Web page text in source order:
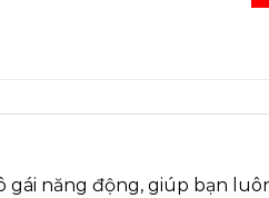
gái năng động, giúp bạn